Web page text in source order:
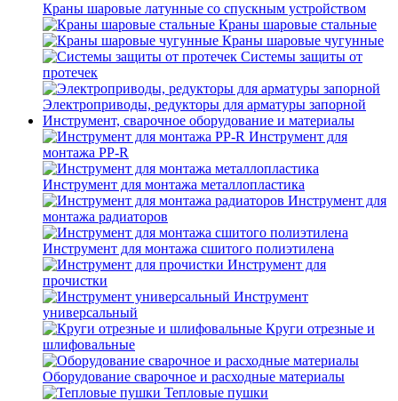
Краны шаровые латунные со спускным устройством
Краны шаровые стальные
Краны шаровые чугунные
Системы защиты от
протечек
Электроприводы, редукторы для арматуры запорной
Инструмент, сварочное оборудование и материалы
Инструмент для
монтажа PP-R
Инструмент для монтажа металлопластика
Инструмент для
монтажа радиаторов
Инструмент для монтажа сшитого полиэтилена
Инструмент для
прочистки
Инструмент
универсальный
Круги отрезные и
шлифовальные
Оборудование сварочное и расходные материалы
Тепловые пушки